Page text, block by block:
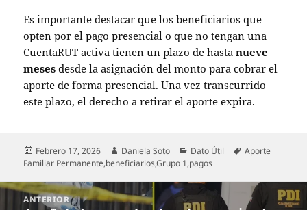
Es importante destacar que los beneficiarios que
opten por el pago presencial o que no tengan una
CuentaRUT activa tienen un plazo de hastanueve
meses desde la asignación del monto para cobrar el
aporte de forma presencial. Una vez transcurrido
este plazo, el derecho a retirar el aporte expira.
Publicado
el
Febrero 17, 2026 Autor
Daniela Soto Categorías
Dato Útil Etiquetas
Aporte
Familiar Permanente,beneficiarios,Grupo 1,pagos
Navegación
ANTERIOR